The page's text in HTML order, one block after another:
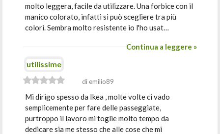
molto leggera, facile da utilizzare. Una forbice con il
manico colorato, infatti si può scegliere tra più
colori. Sembra molto resistente io l'ho usat…
Continua a leggere »
utilissime
di emilio89
Mi dirigo spesso da Ikea , molte volte ci vado
semplicemente per fare delle passeggiate,
purtroppo il lavoro mi toglie molto tempo da
dedicare sia me stesso che alle cose che mi